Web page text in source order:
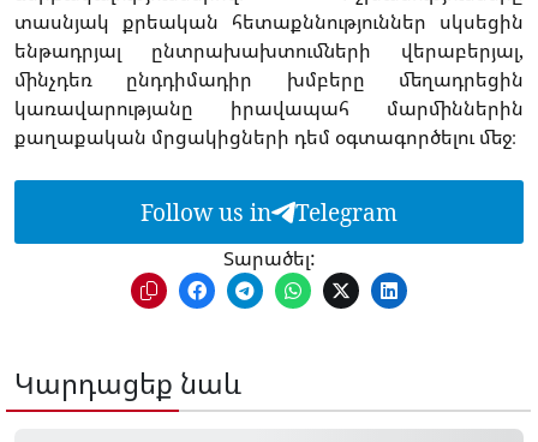
տասնյակ քրեական հետաքննություններ սկսեցին
ենթադրյալ ընտրախախտումների վերաբերյալ,
մինչդեռ ընդդիմադիր խմբերը մեղադրեցին
կառավարությանը իրավապահ մարմիններին
քաղաքական մրցակիցների դեմ օգտագործելու մեջ։
Follow us in Telegram
Տարածել:
Կարդացեք նաև